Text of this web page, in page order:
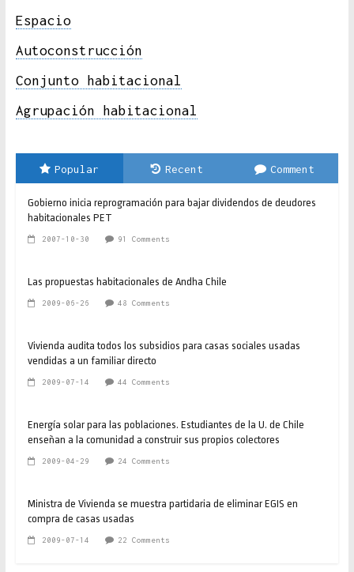
Espacio
Autoconstrucción
Conjunto habitacional
Agrupación habitacional
Popular Recent Comment
Gobierno inicia reprogramación para bajar dividendos de deudores
habitacionales PET
2007-10-30 91 Comments
Las propuestas habitacionales de Andha Chile
2009-06-26 48 Comments
Vivienda audita todos los subsidios para casas sociales usadas
vendidas a un familiar directo
2009-07-14 44 Comments
Energía solar para las poblaciones. Estudiantes de la U. de Chile
enseñan a la comunidad a construir sus propios colectores
2009-04-29 24 Comments
Ministra de Vivienda se muestra partidaria de eliminar EGIS en
compra de casas usadas
2009-07-14 22 Comments